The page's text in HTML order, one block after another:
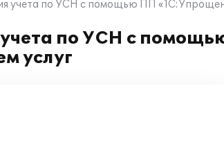
учета по УСН с помощью ПП
по УСН с
услуг